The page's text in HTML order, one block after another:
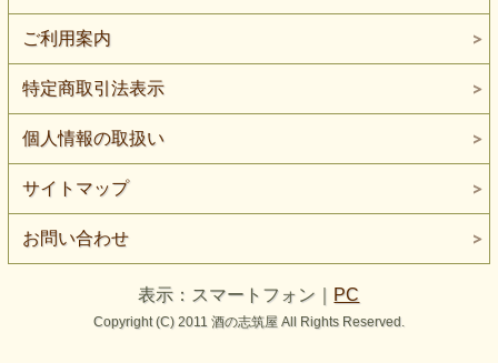
ご利用案内
特定商取引法表示
個人情報の取扱い
サイトマップ
お問い合わせ
表示：スマートフォン｜ PC
Copyright (C) 2011 酒の志筑屋 All Rights Reserved.